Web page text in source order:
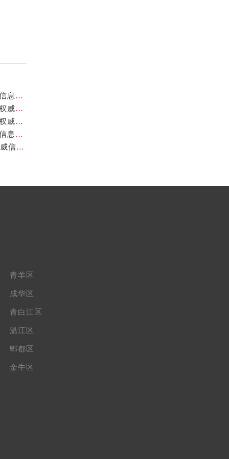
成都帝舵官方售后服务中心｜网点地址与官方电话权威信息公示（2026年7月最新）
成都帝舵官方售后服务中心｜全新维修地址和官方电话权威信息公示（2026年7月最新）
成都帝舵官方售后服务中心｜最新热线及详细网点地址权威信息公示（2026年7月最新）
成都帝舵官方售后服务中心｜完整电话及官方地址权威信息公示（2026年7月最新）
成都帝舵官方售后服务中心｜网点地址与24小时热线权威信息公示（2026年7月最新）
青羊区
成华区
青白江区
温江区
郫都区
金牛区